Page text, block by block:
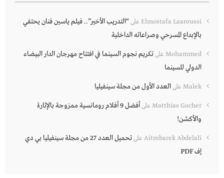
Elmostafa Laaroussi على“التدريب الأخير”.. فيلم ياسين فنان يحتفي
بالإبداع المسرحي وصراعاته الداخلية
Mohammed علىتكريم نجوم السينما في افتتاح مهرجان الدار البيضاء
الدولي للسينما
Malek علىالعدد الأول من مجلة سينفيليا
Matthias Gocher على
أفضل 9 أفلام رومانسية ممزوجة بالإثارة
والأكشن!
Aitmbarek Abdelali على
تحميل العدد 27 من مجلة سينفيليا بي دي
إف PDF